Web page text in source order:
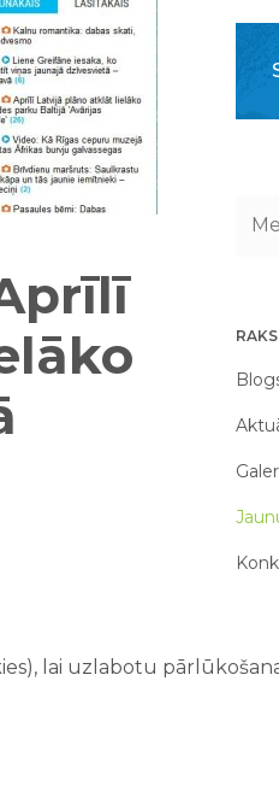
satikt tuvāk
parks Baltijā –
ģimenēm ar
10
lai uzlabotu